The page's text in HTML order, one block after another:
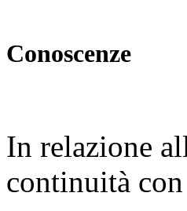
Conoscenze
In relazione
continuità